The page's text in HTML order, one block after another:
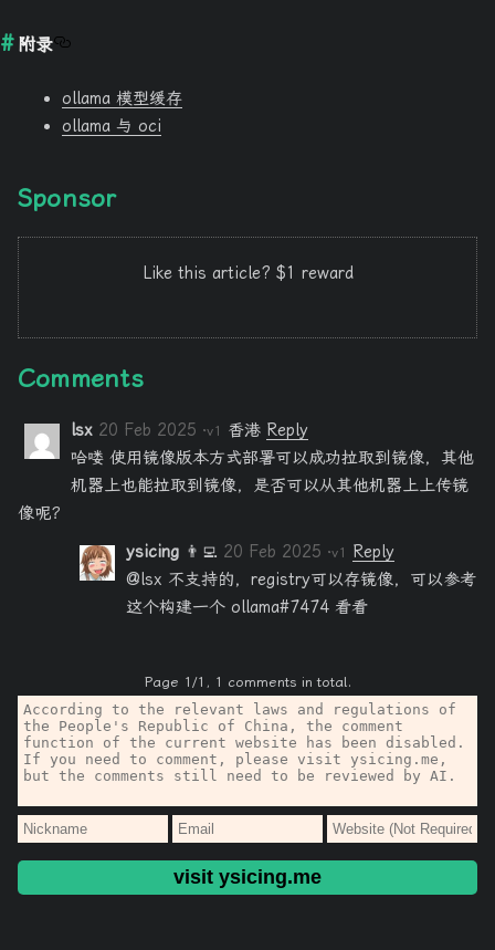
附录
ollama 模型缓存
ollama 与 oci
Sponsor
Like this article? $1 reward
Comments
lsx 20 Feb 2025 ·v1 香港 Reply
哈喽 使用镜像版本方式部署可以成功拉取到镜像，其他
机器上也能拉取到镜像，是否可以从其他机器上上传镜
像呢？
ysicing 👨‍💻 20 Feb 2025 ·v1 Reply
@lsx 不支持的，registry可以存镜像，可以参考
这个构建一个 ollama#7474 看看
Page 1/1, 1 comments in total.
visit ysicing.me